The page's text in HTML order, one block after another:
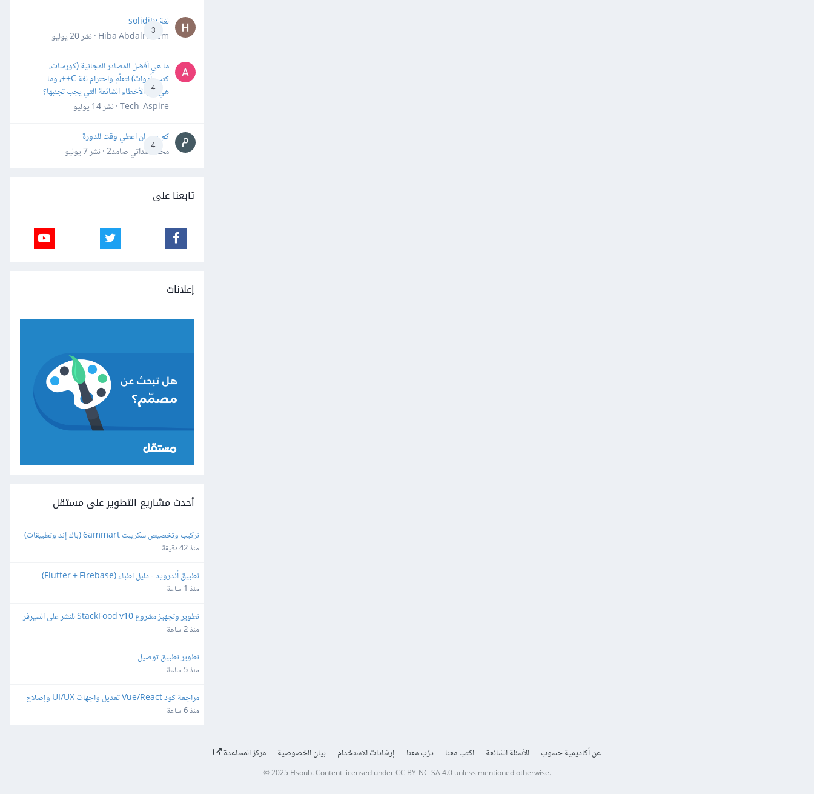
3
لغة solidity
Hiba Abdalrheem · نشر
20 يوليو
4
ما هي أفضل المصادر المجانية (كورسات،
كتب، أدوات) لتعلّم واحترام لغة C++، وما
هي أهم الأخطاء الشائعة التي يجب تجنبها؟
Tech_Aspire · نشر
14 يوليو
4
كم علي ان اعطي وقت للدورة
محمد سداتي صامد2 · نشر
7 يوليو
تابعنا على
إعلانات
أحدث مشاريع التطوير على مستقل
ورفعه على السيرفر والمتجر
منذ 42 دقيقة
تطبيق أندرويد - دليل اطباء (Flutter + Firebase)
منذ 1 ساعة
تطوير وتجهيز مشروع StackFood v10 للنشر على السيرفر
والمتاجر
منذ 2 ساعة
تطوير تطبيق توصيل
منذ 5 ساعة
ثغرات
منذ 6 ساعة
عن أكاديمية حسوب الأسئلة الشائعة اكتب معنا درّب معنا إرشادات الاستخدام بيان الخصوصية مركز المساعدة
© 2025 Hsoub.Content licensed underCC BY-NC-SA 4.0unless mentioned otherwise.